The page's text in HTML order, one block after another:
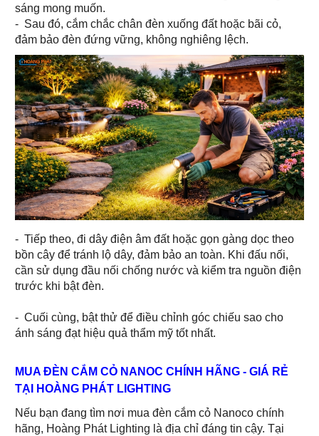
sáng mong muốn.
- Sau đó, cắm chắc chân đèn xuống đất hoặc bãi cỏ,
đảm bảo đèn đứng vững, không nghiêng lệch.
- Tiếp theo, đi dây điện âm đất hoặc gọn gàng dọc theo
bồn cây để tránh lộ dây, đảm bảo an toàn. Khi đấu nối,
cần sử dụng đầu nối chống nước và kiểm tra nguồn điện
trước khi bật đèn.
- Cuối cùng, bật thử để điều chỉnh góc chiếu sao cho
ánh sáng đạt hiệu quả thẩm mỹ tốt nhất.
MUA ĐÈN CẮM CỎ NANOC CHÍNH HÃNG - GIÁ RẺ
TẠI HOÀNG PHÁT LIGHTING
Nếu bạn đang tìm nơi mua đèn cắm cỏ Nanoco chính
hãng, Hoàng Phát Lighting là địa chỉ đáng tin cậy. Tại